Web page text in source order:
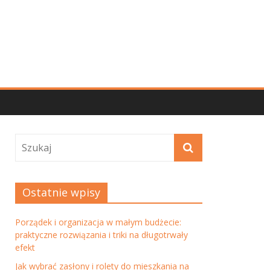
Ostatnie wpisy
Porządek i organizacja w małym budżecie:
praktyczne rozwiązania i triki na długotrwały
efekt
Jak wybrać zasłony i rolety do mieszkania na